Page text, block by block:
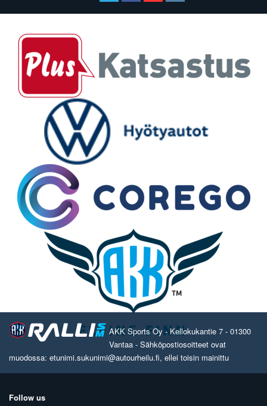
AKK Sports Oy - Kellokukantie 7 - 01300
Vantaa - Sähköpostiosoitteet ovat
muodossa: etunimi.sukunimi@autourheilu.fi, ellei toisin mainittu
Follow us